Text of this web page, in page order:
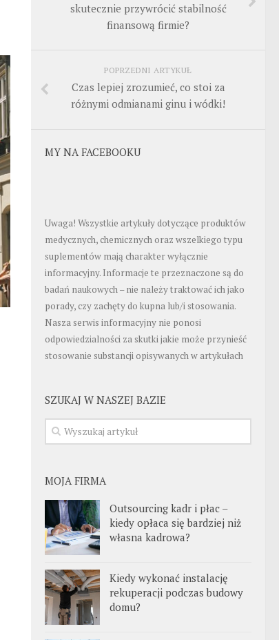
skutecznie przywrócić stabilność
finansową firmie?
POPRZEDNI ARTYKUŁ
Czas lepiej zrozumieć, co stoi za
różnymi odmianami ginu i wódki!
MY NA FACEBOOKU
Uwaga! Wszystkie artykuły dotyczące produktów
medycznych, chemicznych oraz wszelkiego typu
suplementów mają charakter wyłącznie
informacyjny. Informacje te przeznaczone są do
badań naukowych – nie należy traktować ich jako
porady, czy zachęty do kupna lub/i stosowania.
Nasza serwis informacyjny nie ponosi
odpowiedzialności za skutki jakie może przynieść
stosowanie substancji opisywanych w artykułach
SZUKAJ W NASZEJ BAZIE
MOJA FIRMA
Outsourcing kadr i płac –
kiedy opłaca się bardziej niż
własna kadrowa?
Kiedy wykonać instalację
rekuperacji podczas budowy
domu?